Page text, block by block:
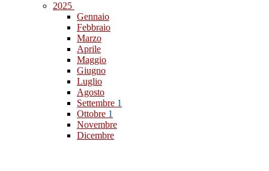
2025
Gennaio
Febbraio
Marzo
Aprile
Maggio
Giugno
Luglio
Agosto
Settembre 1
Ottobre 1
Novembre
Dicembre